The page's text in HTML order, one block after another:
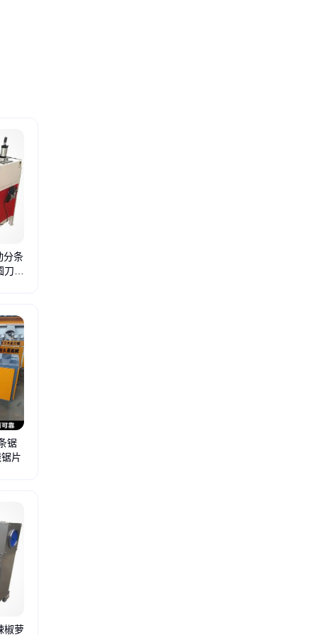
分条
锯
成型机
锯
片
椒萝